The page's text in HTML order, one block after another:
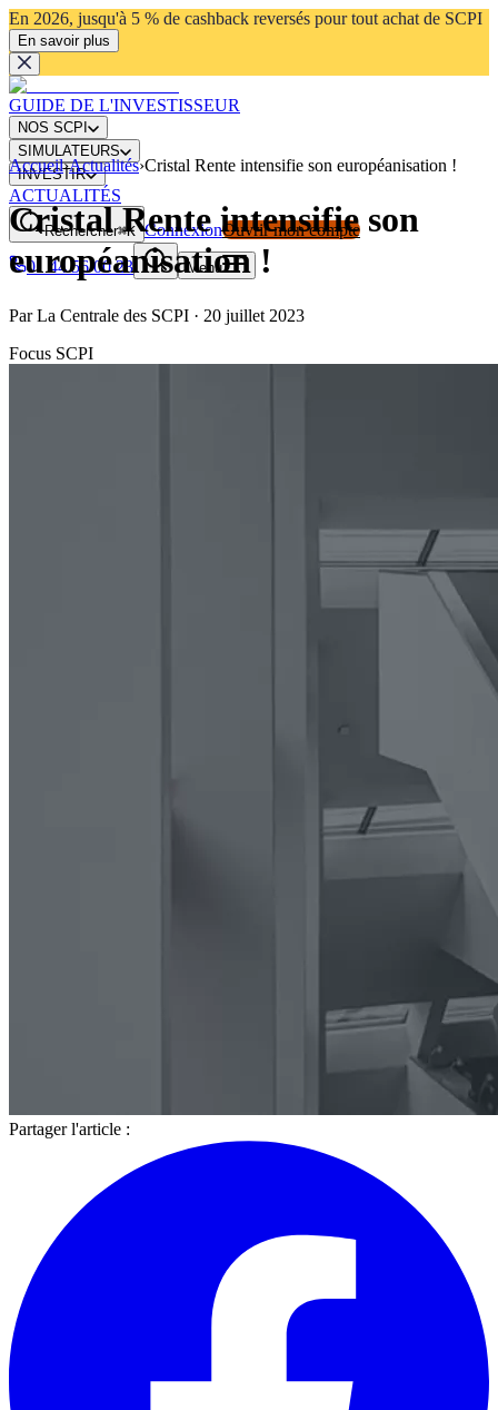
En 2026, jusqu'à 5 % de cashback reversés pour tout achat de SCPI
En savoir plus
GUIDE DE L'INVESTISSEUR
NOS SCPI
SIMULATEURS
INVESTIR
ACTUALITÉS
Rechercher⌘K ConnexionOuvrir mon compte
01 44 56 00 23
Menu
Accueil›Actualités›Cristal Rente intensifie son européanisation !
Cristal Rente intensifie son
européanisation !
Par La Centrale des SCPI · 20 juillet 2023
Focus SCPI
Partager l'article :